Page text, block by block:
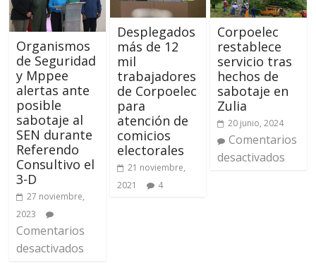
Organismos
de Seguridad
y Mppee
alertas ante
posible
sabotaje al
SEN durante
Referendo
Consultivo el
3-D
27 noviembre,
2023
Comentarios
desactivados
Desplegados
más de 12
mil
trabajadores
de Corpoelec
para
atención de
comicios
electorales
21 noviembre,
2021
4
Corpoelec
restablece
servicio tras
hechos de
sabotaje en
Zulia
20 junio, 2024
Comentarios
desactivados